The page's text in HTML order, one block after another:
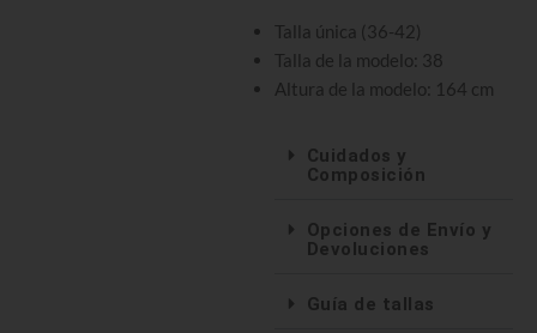
Talla única (36-42)
Talla de la modelo: 38
Altura de la modelo: 164 cm
Cuidados y
Composición
Opciones de Envío y
Devoluciones
Guía de tallas